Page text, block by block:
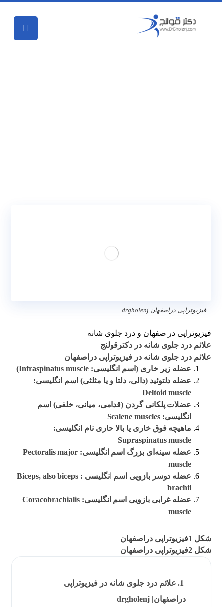
فیزیوتراپی دراصفهان drgholenj
فیزیوتراپی دراصفهان و درد جلوی شانه
علائم درد جلوی شانه در دکترقولنج
علائم درد جلوی شانه در فیزیوتراپی دراصفهان
عضله زیر خاری (اسم انگلیسی: Infraspinatus muscle)
عضله دلتوئید (دالی، دلتا و یا مثلثی) اسم انگلیسی:
Deltoid muscle
عضلات پلکانی گردن (قدامی، میانی، خلفی) اسم
انگلیسی: Scalene muscles
ماهیچه فوق خاری یا بالا خاری نام انگلیسی:
Supraspinatus muscle
عضله سینه‌ای بزرگ اسم انگلیسی: Pectoralis major
muscle
عضله دوسر بازویی اسم انگلیسی : Biceps, also biceps
brachii
عضله غرابی بازویی اسم انگلیسی: Coracobrachialis
muscle
شکل 1فیزیوتراپی دراصفهان
شکل 2فیزیوتراپی دراصفهان
علائم درد جلوی شانه در فیزیوتراپی
دراصفهان| drgholenj